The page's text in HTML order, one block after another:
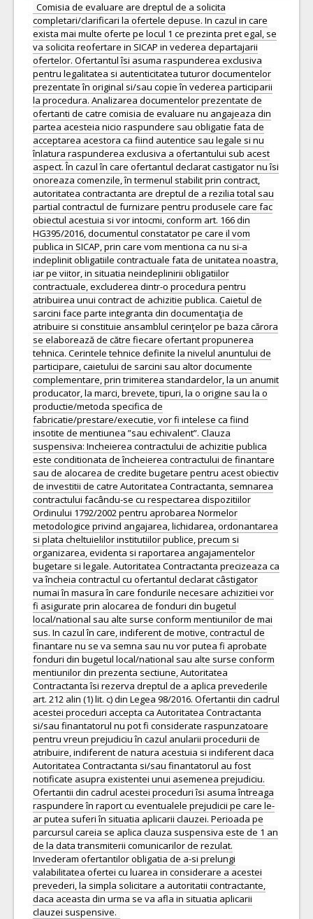
Comisia de evaluare are dreptul de a solicita
completari/clarificari la ofertele depuse. In cazul in care
exista mai multe oferte pe locul 1 ce prezinta pret egal, se
va solicita reofertare in SICAP in vederea departajarii
ofertelor. Ofertantul îsi asuma raspunderea exclusiva
pentru legalitatea si autenticitatea tuturor documentelor
prezentate în original si/sau copie în vederea participarii
la procedura. Analizarea documentelor prezentate de
ofertanti de catre comisia de evaluare nu angajeaza din
partea acesteia nicio raspundere sau obligatie fata de
acceptarea acestora ca fiind autentice sau legale si nu
înlatura raspunderea exclusiva a ofertantului sub acest
aspect. În cazul în care ofertantul declarat castigator nu îsi
onoreaza comenzile, în termenul stabilit prin contract,
autoritatea contractanta are dreptul de a rezilia total sau
partial contractul de furnizare pentru produsele care fac
obiectul acestuia si vor intocmi, conform art. 166 din
HG395/2016, documentul constatator pe care il vom
publica in SICAP, prin care vom mentiona ca nu si-a
indeplinit obligatiile contractuale fata de unitatea noastra,
iar pe viitor, in situatia neindeplinirii obligatiilor
contractuale, excluderea dintr-o procedura pentru
atribuirea unui contract de achizitie publica. Caietul de
sarcini face parte integranta din documentaţia de
atribuire si constituie ansamblul cerinţelor pe baza cărora
se elaborează de către fiecare ofertant propunerea
tehnica. Cerintele tehnice definite la nivelul anuntului de
participare, caietului de sarcini sau altor documente
complementare, prin trimiterea standardelor, la un anumit
producator, la marci, brevete, tipuri, la o origine sau la o
productie/metoda specifica de
fabricatie/prestare/executie, vor fi intelese ca fiind
insotite de mentiunea ”sau echivalent”. Clauza
suspensiva: Incheierea contractului de achizitie publica
este conditionata de încheierea contractului de finantare
sau de alocarea de credite bugetare pentru acest obiectiv
de investitii de catre Autoritatea Contractanta, semnarea
contractului facându-se cu respectarea dispozitiilor
Ordinului 1792/2002 pentru aprobarea Normelor
metodologice privind angajarea, lichidarea, ordonantarea
si plata cheltuielilor institutiilor publice, precum si
organizarea, evidenta si raportarea angajamentelor
bugetare si legale. Autoritatea Contractanta precizeaza ca
va încheia contractul cu ofertantul declarat câstigator
numai în masura în care fondurile necesare achizitiei vor
fi asigurate prin alocarea de fonduri din bugetul
local/national sau alte surse conform mentiunilor de mai
sus. In cazul în care, indiferent de motive, contractul de
finantare nu se va semna sau nu vor putea fi aprobate
fonduri din bugetul local/national sau alte surse conform
mentiunilor din prezenta sectiune, Autoritatea
Contractanta îsi rezerva dreptul de a aplica prevederile
art. 212 alin (1) lit. c) din Legea 98/2016. Ofertantii din cadrul
acestei proceduri accepta ca Autoritatea Contractanta
si/sau finantatorul nu pot fi considerate raspunzatoare
pentru vreun prejudiciu în cazul anularii procedurii de
atribuire, indiferent de natura acestuia si indiferent daca
Autoritatea Contractanta si/sau finantatorul au fost
notificate asupra existentei unui asemenea prejudiciu.
Ofertantii din cadrul acestei proceduri îsi asuma întreaga
raspundere în raport cu eventualele prejudicii pe care le-
ar putea suferi în situatia aplicarii clauzei. Perioada pe
parcursul careia se aplica clauza suspensiva este de 1 an
de la data transmiterii comunicarilor de rezulat.
Invederam ofertantilor obligatia de a-si prelungi
valabilitatea ofertei cu luarea in considerare a acestei
prevederi, la simpla solicitare a autoritatii contractante,
daca aceasta din urma se va afla in situatia aplicarii
clauzei suspensive.